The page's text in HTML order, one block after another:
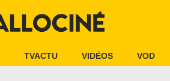
TVACTU VIDÉOS VOD